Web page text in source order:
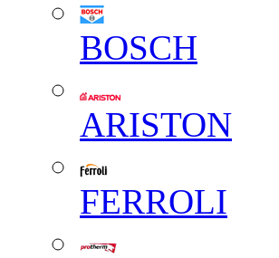
BOSCH
ARISTON
FERROLI